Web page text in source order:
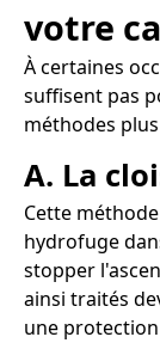
votre
À certaines
suffisent pas
méthodes
A. La
Cette
hydrofuge
stopper
ainsi traités
une